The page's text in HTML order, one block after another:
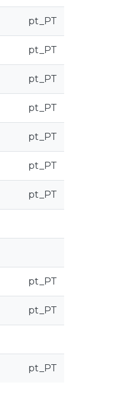
pt_PT
pt_PT
pt_PT
pt_PT
pt_PT
pt_PT
pt_PT
pt_PT
pt_PT
pt_PT